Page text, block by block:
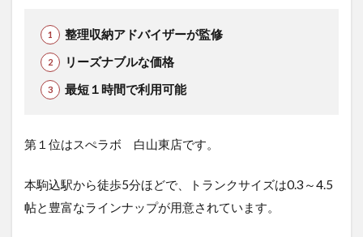
整理収納アドバイザーが監修
リーズナブルな価格
最短１時間で利用可能
第１位はスぺラボ 白山東店です。
本駒込駅から徒歩5分ほどで、トランクサイズは0.3～4.5
帖と豊富なラインナップが用意されています。